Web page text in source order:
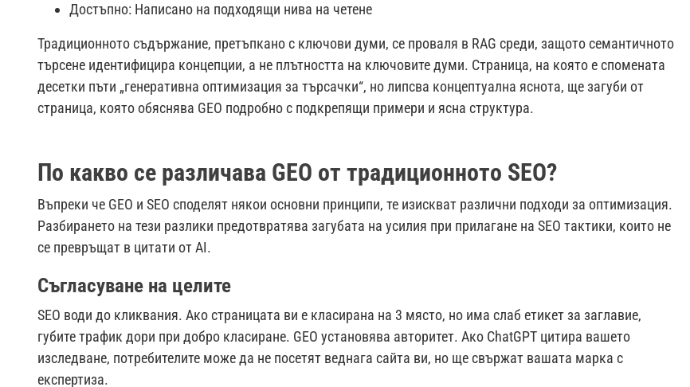
Достъпно: Написано на подходящи нива на четене
Традиционното съдържание, претъпкано с ключови думи, се проваля в RAG среди, защото семантичното
търсене идентифицира концепции, а не плътността на ключовите думи. Страница, на която е спомената
десетки пъти „генеративна оптимизация за търсачки“, но липсва концептуална яснота, ще загуби от
страница, която обяснява GEO подробно с подкрепящи примери и ясна структура.
По какво се различава GEO от традиционното SEO?
Въпреки че GEO и SEO споделят някои основни принципи, те изискват различни подходи за оптимизация.
Разбирането на тези разлики предотвратява загубата на усилия при прилагане на SEO тактики, които не
се превръщат в цитати от AI.
Съгласуване на целите
SEO води до кликвания. Ако страницата ви е класирана на 3 място, но има слаб етикет за заглавие,
губите трафик дори при добро класиране. GEO установява авторитет. Ако ChatGPT цитира вашето
изследване, потребителите може да не посетят веднага сайта ви, но ще свържат вашата марка с
експертиза.